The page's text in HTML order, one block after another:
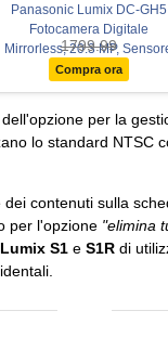
Panasonic Lumix DC-GH5
Fotocamera Digitale
Mirrorless, 20.3 MP,
MOS Digital Live,
1799.99
Compra ora
per la
lo standard NTSC
contenuti sulla
per l'opzione "elimina
S1 e S1R di